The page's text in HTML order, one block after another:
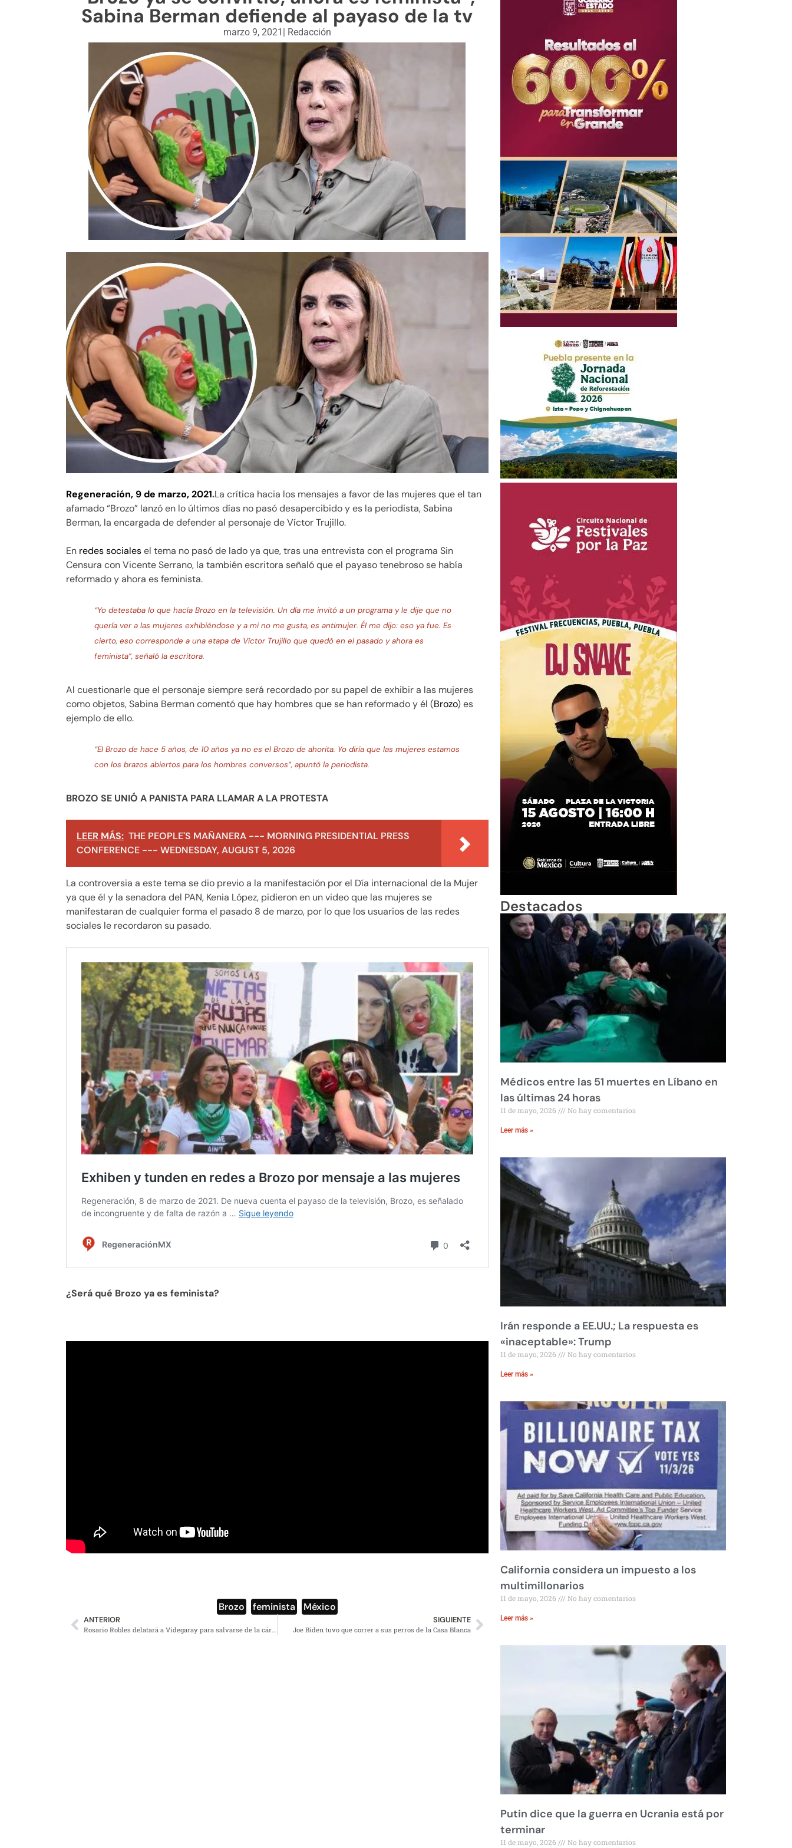
Sabina Berman defiende al payaso de la tv
marzo 9, 2021 Redacción
Regeneración, 9 de marzo, 2021.La crítica hacia los mensajes a favor de las mujeres que el tan
afamado “Brozo” lanzó en lo últimos días no pasó desapercibido y es la periodista, Sabina
Berman, la encargada de defender al personaje de Víctor Trujillo.
En redes socialesel tema no pasó de lado ya que, tras una entrevista con el programa Sin
Censura con Vicente Serrano, la también escritora señaló que el payaso tenebroso se había
reformado y ahora es feminista.
“Yo detestaba lo que hacía Brozo en la televisión. Un día me invitó a un programa y le dije que no
quería ver a las mujeres exhibiéndose y a mi no me gusta, es antimujer. Él me dijo: eso ya fue. Es
cierto, eso corresponde a una etapa de Víctor Trujillo que quedó en el pasado y ahora es
feminista”, señaló la escritora.
Al cuestionarle que el personaje siempre será recordado por su papel de exhibir a las mujeres
como objetos, Sabina Berman comentó que hay hombres que se han reformado y él (Brozo) es
ejemplo de ello.
“El Brozo de hace 5 años, de 10 años ya no es el Brozo de ahorita. Yo diría que las mujeres estamos
con los brazos abiertos para los hombres conversos”, apuntó la periodista.
BROZO SE UNIÓ A PANISTA PARA LLAMAR A LA PROTESTA
LEER MÁS: THE PEOPLE'S MAÑANERA --- MORNING PRESIDENTIAL PRESS
CONFERENCE --- WEDNESDAY, AUGUST 5, 2026
La controversia a este tema se dio previo a la manifestación por el Día internacional de la Mujer
ya que él y la senadora del PAN, Kenia López, pidieron en un video que las mujeres se
manifestaran de cualquier forma el pasado 8 de marzo, por lo que los usuarios de las redes
sociales le recordaron su pasado.
¿Será qué Brozo ya es feminista?
Brozo feminista México
ANTERIOR
Rosario Robles delatará a Videgaray para salvarse de la cárcel
SIGUIENTE
Joe Biden tuvo que correr a sus perros de la Casa Blanca
Destacados
Médicos entre las 51 muertes en Líbano en
las últimas 24 horas
11 de mayo, 2026 No hay comentarios
Leer más »
Irán responde a EE.UU.; La respuesta es
«inaceptable»: Trump
11 de mayo, 2026 No hay comentarios
Leer más »
California considera un impuesto a los
multimillonarios
11 de mayo, 2026 No hay comentarios
Leer más »
Putin dice que la guerra en Ucrania está por
terminar
11 de mayo, 2026 No hay comentarios